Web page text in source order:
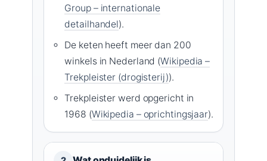
Group – internationale
detailhandel).
De keten heeft meer dan 200
winkels in Nederland (Wikipedia –
Trekpleister (drogisterij)).
Trekpleister werd opgericht in
1968 (Wikipedia – oprichtingsjaar).